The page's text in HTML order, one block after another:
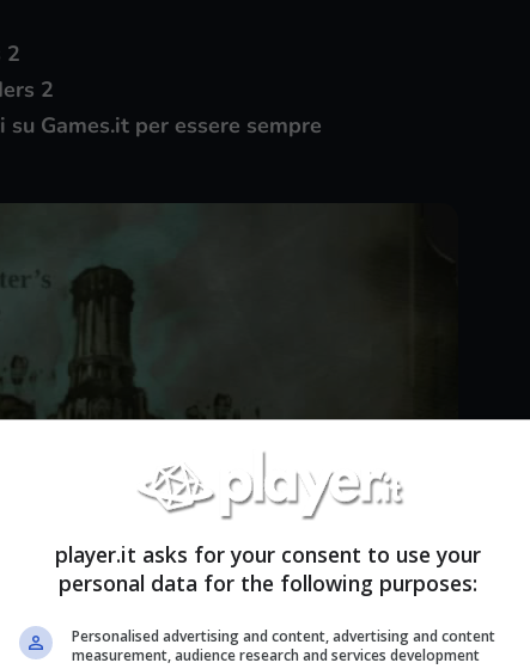
2
2
Games.it per essere sempre
player.it asks for your consent to use your
personal data for the following purposes:
Personalised advertising and content, advertising and content
measurement, audience research and services development